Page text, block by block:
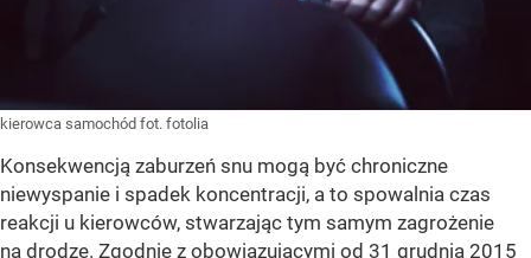
kierowca samochód fot. fotolia
Konsekwencją zaburzeń snu mogą być chroniczne
niewyspanie i spadek koncentracji, a to spowalnia czas
reakcji u kierowców, stwarzając tym samym zagrożenie
na drodze. Zgodnie z obowiązującymi od 31 grudnia 2015